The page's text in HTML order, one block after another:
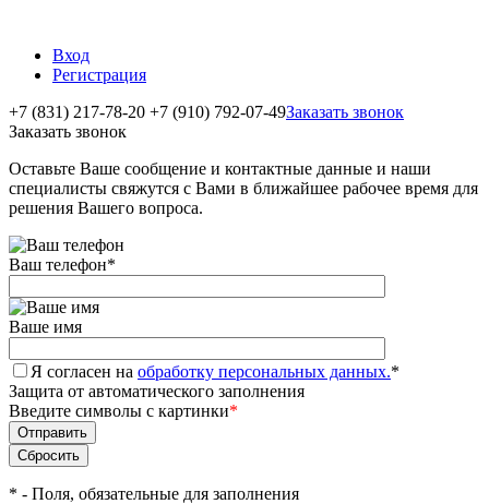
Вход
Регистрация
+7 (831) 217-78-20 +7 (910) 792-07-49Заказать звонок
Заказать звонок
Оставьте Ваше сообщение и контактные данные и наши
специалисты свяжутся с Вами в ближайшее рабочее время для
решения Вашего вопроса.
Ваш телефон*
Ваше имя
Я согласен на обработку персональных данных.*
Защита от автоматического заполнения
Введите символы с картинки*
* - Поля, обязательные для заполнения